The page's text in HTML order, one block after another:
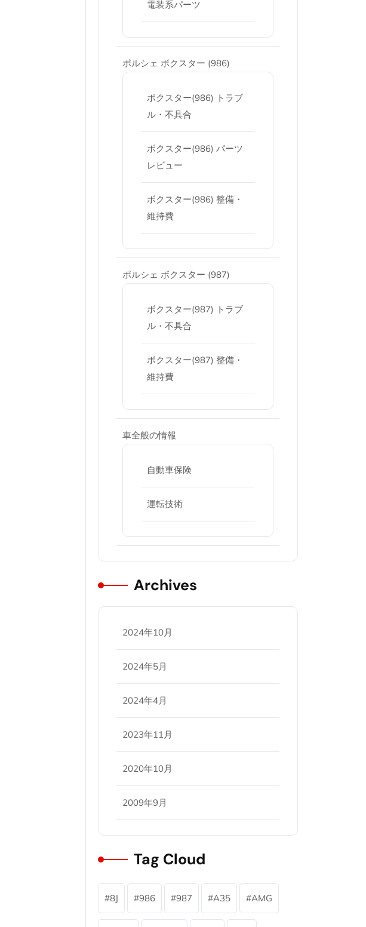
電装系パーツ
ポルシェ ボクスター (986)
ボクスター(986) トラブ
ル・不具合
ボクスター(986) パーツ
レビュー
ボクスター(986) 整備・
維持費
ポルシェ ボクスター (987)
ボクスター(987) トラブ
ル・不具合
ボクスター(987) 整備・
維持費
車全般の情報
自動車保険
運転技術
Archives
2024年10月
2024年5月
2024年4月
2023年11月
2020年10月
2009年9月
Tag Cloud
8J 986 987 A35 AMG